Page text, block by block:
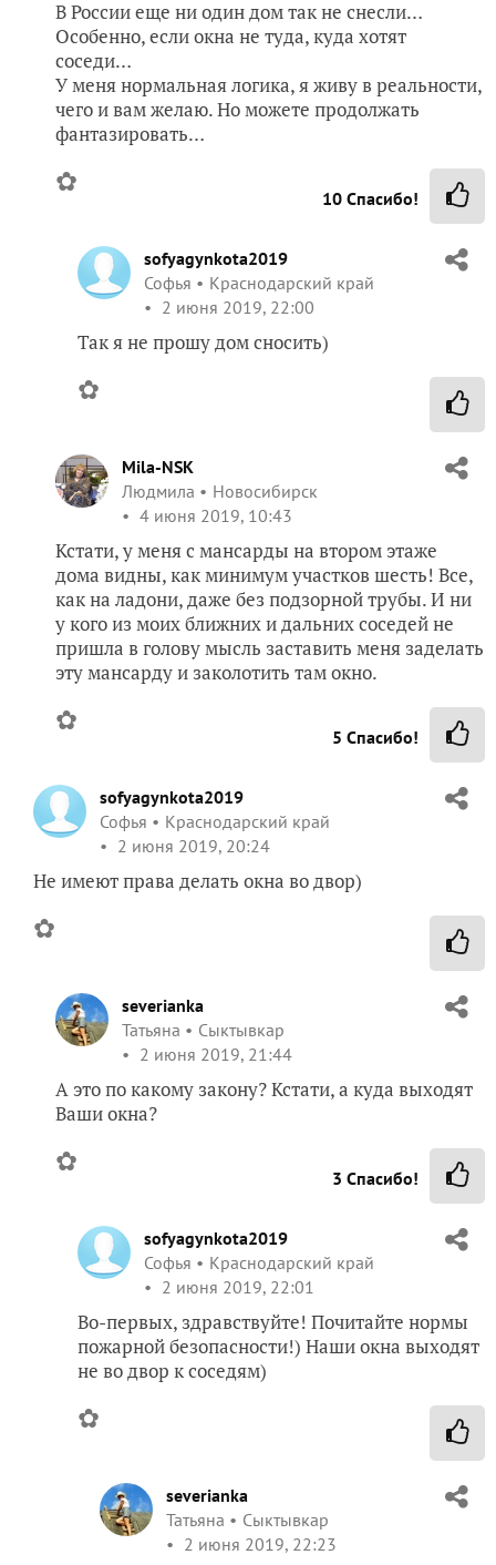
В России еще ни один дом так не снесли…
Особенно, если окна не туда, куда хотят
соседи…
У меня нормальная логика, я живу в реальности,
чего и вам желаю. Но можете продолжать
фантазировать…
✿ 10 Спасибо!
sofyagynkota2019
Софья
Краснодарский край
2 июня 2019, 22:00
Так я не прошу дом сносить)
✿
Mila-NSK
Людмила
Новосибирск
4 июня 2019, 10:43
Кстати, у меня с мансарды на втором этаже
дома видны, как минимум участков шесть! Все,
как на ладони, даже без подзорной трубы. И ни
у кого из моих ближних и дальних соседей не
пришла в голову мысль заставить меня заделать
эту мансарду и заколотить там окно.
✿ 5 Спасибо!
sofyagynkota2019
Софья
Краснодарский край
2 июня 2019, 20:24
Не имеют права делать окна во двор)
✿
severianka
Татьяна
Сыктывкар
2 июня 2019, 21:44
А это по какому закону? Кстати, а куда выходят
Ваши окна?
✿ 3 Спасибо!
sofyagynkota2019
Софья
Краснодарский край
2 июня 2019, 22:01
Во-первых, здравствуйте! Почитайте нормы
пожарной безопасности!) Наши окна выходят
не во двор к соседям)
✿
severianka
Татьяна
Сыктывкар
2 июня 2019, 22:23